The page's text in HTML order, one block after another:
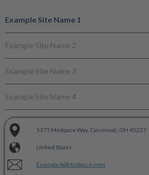
Example Site Name 1
Example Site Name 2
Example Site Name 3
Example Site Name 4
73 Science Park Drive, 02-01/03 Cintech 1
118254
Asia
Vintners Place, 68 Upper Thames St,
Kingdom
Europe
Avenue Appia 20, 1202 Genève, Switzerland
Europe
Example3@Medpace.com
5375 Medpace Way, Cincinnati, OH 45227
United States
Example4@Medpace.com